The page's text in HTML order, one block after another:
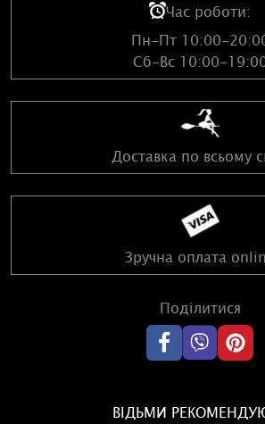
Час роботи:
Пн-Пт 10:00-
Сб-Вс 10:00-
Доставка по всьому
Зручна оплата
Поділитися
ВІДЬМИ